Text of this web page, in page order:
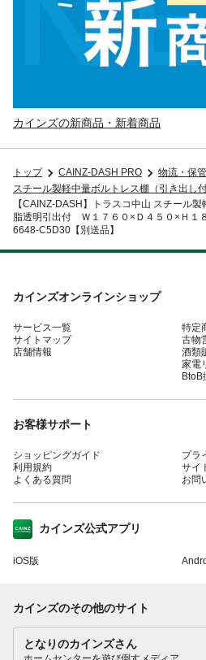
カインズの新商品・新着商品
トップ CAINZ-DASH PRO 物流・保
スチール製軽中量ボルトレス棚（引き出し付
【CAINZ-DASH】トラスコ中山 スチー
脂透明引出付 Ｗ１７６０×Ｄ４５０×Ｈ１
6648-C5D30【別送品】
カインズオンラインショップ
サービス一覧
サイトマップ
店舗情報
特定
古物
酒類
家電
BtoB
お客様サポート
ショッピングガイド
利用規約
よくある質問
プラ
サイ
お問
カインズ公式アプリ
iOS版
カインズのその他のサイト
となりのカインズさん